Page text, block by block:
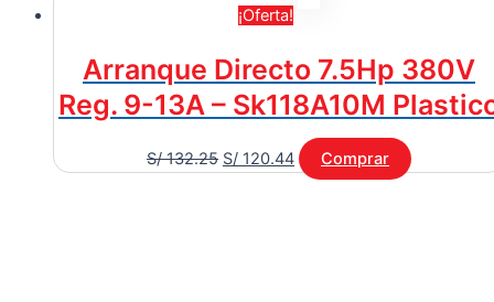
¡Oferta!
Arranque Directo 7.5Hp 380V
Reg. 9-13A – Sk118A10M
S/132.25 S/ 120.44 Comprar